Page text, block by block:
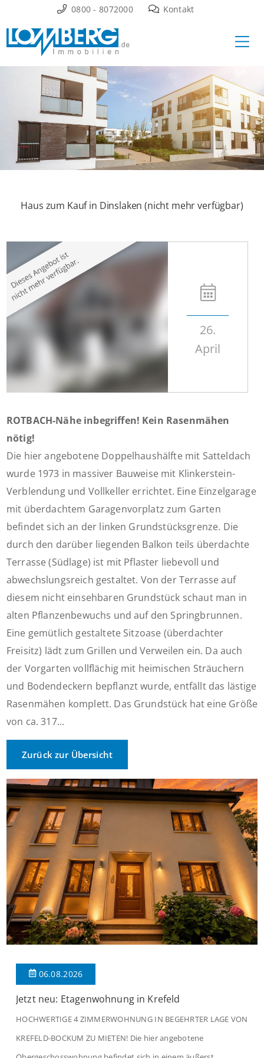
Inhalt
springen
0800 - 8072000 Kontakt
Haus zum Kauf in Dinslaken (nicht mehr verfügbar)
26.
April
ROTBACH-Nähe inbegriffen! Kein Rasenmähen
nötig!
Die hier angebotene Doppelhaushälfte mit Satteldach
wurde 1973 in massiver Bauweise mit Klinkerstein-
Verblendung und Vollkeller errichtet. Eine Einzelgarage
mit überdachtem Garagenvorplatz zum Garten
befindet sich an der linken Grundstücksgrenze. Die
durch den darüber liegenden Balkon teils überdachte
Terrasse (Südlage) ist mit Pflaster liebevoll und
abwechslungsreich gestaltet. Von der Terrasse auf
diesem nicht einsehbaren Grundstück schaut man in
alten Pflanzenbewuchs und auf den Springbrunnen.
Eine gemütlich gestaltete Sitzoase (überdachter
Freisitz) lädt zum Grillen und Verweilen ein. Da auch
der Vorgarten vollflächig mit heimischen Sträuchern
und Bodendeckern bepflanzt wurde, entfällt das lästige
Rasenmähen komplett. Das Grundstück hat eine Größe
von ca. 317...
Zurück zur Übersicht
06.08.2026
Jetzt neu: Etagenwohnung in Krefeld
HOCHWERTIGE 4 ZIMMERWOHNUNG IN BEGEHRTER LAGE VON
KREFELD-BOCKUM ZU MIETEN! Die hier angebotene